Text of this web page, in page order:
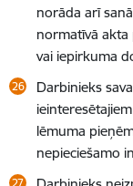
norāda arī
normatīvā
vai iepirkuma
Darbinieks
lēmuma
nepieciešamo